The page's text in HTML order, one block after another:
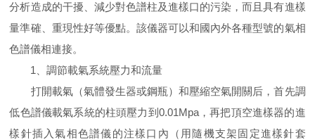
分析造成的干擾、減少對色譜柱及進樣口的污染，而且具有進樣
量準確、重現性好等優點。該儀器可以和國內外各種型號的氣相
色譜儀相連接。
1、調節載氣系統壓力和流量
打開載氣（氣體發生器或鋼瓶）和壓縮空氣開關后，首先調
低色譜儀載氣系統的柱頭壓力到0.01Mpa，再把頂空進樣器的進
樣針插入氣相色譜儀的注樣口內（用隨機支架固定進樣針套